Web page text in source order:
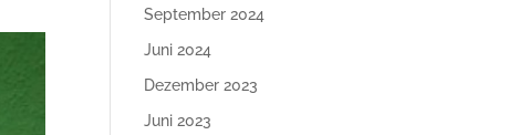
September 2024
Juni 2024
Dezember 2023
Juni 2023